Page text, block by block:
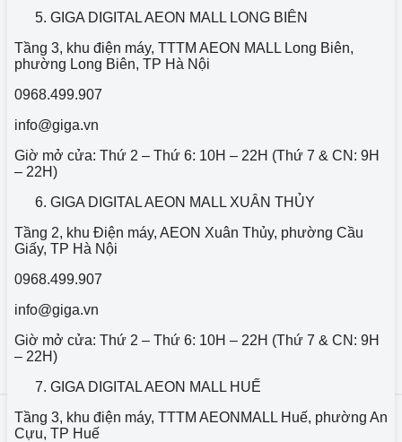
GIGA DIGITAL AEON MALL LONG BIÊN
Tầng 3, khu điện máy, TTTM AEON MALL Long Biên,
phường Long Biên, TP Hà Nội
0968.499.907
info@giga.vn
Giờ mở cửa: Thứ 2 – Thứ 6: 10H – 22H (Thứ 7 & CN: 9H
– 22H)
GIGA DIGITAL AEON MALL XUÂN THỦY
Tầng 2, khu Điện máy, AEON Xuân Thủy, phường Cầu
Giấy, TP Hà Nội
0968.499.907
info@giga.vn
Giờ mở cửa: Thứ 2 – Thứ 6: 10H – 22H (Thứ 7 & CN: 9H
– 22H)
GIGA DIGITAL AEON MALL HUẾ
Tầng 3, khu điện máy, TTTM AEONMALL Huế, phường An
Cựu, TP Huế